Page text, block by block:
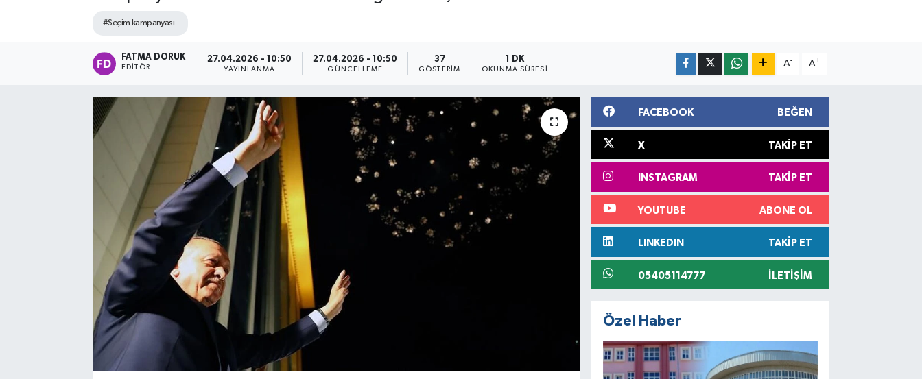
#Seçim kampanyası
FATMA DORUK
EDITÖR
27.04.2026 - 10:50
YAYINLANMA
27.04.2026 - 10:50
GÜNCELLEME
37
GÖSTERIM
1 DK
OKUNMA SÜRESI
A- A+
FACEBOOK BEĞEN
X TAKIP ET
INSTAGRAM TAKIP ET
YOUTUBE ABONE OL
LINKEDIN TAKIP ET
05405114777 İLETIŞIM
Özel Haber